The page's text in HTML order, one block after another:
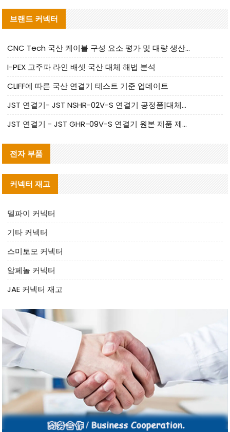
브랜드 커넥터
CNC Tech 국산 케이블 구성 요소 평가 및 대량 생산 적합성 가이드
I-PEX 고주파 라인 배셋 국산 대체 해법 분석
CLIFF에 따른 국산 연결기 테스트 기준 업데이트
JST 연결기- JST NSHR-02V-S 연결기 공정품|대체품 제공
JST 연결기 - JST GHR-09V-S 연결기 원본 제품 제공 | 대체품 제공
전자 부품
커넥터 재고
델파이 커넥터
기타 커넥터
스미토모 커넥터
암페놀 커넥터
JAE 커넥터 재고